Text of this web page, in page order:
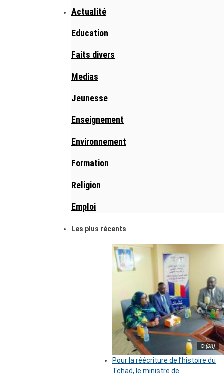
Actualité
Education
Faits divers
Medias
Jeunesse
Enseignement
Environnement
Formation
Religion
Emploi
Les plus récents
© (DR)
Pour la réécriture de l’histoire du
Tchad, le ministre de